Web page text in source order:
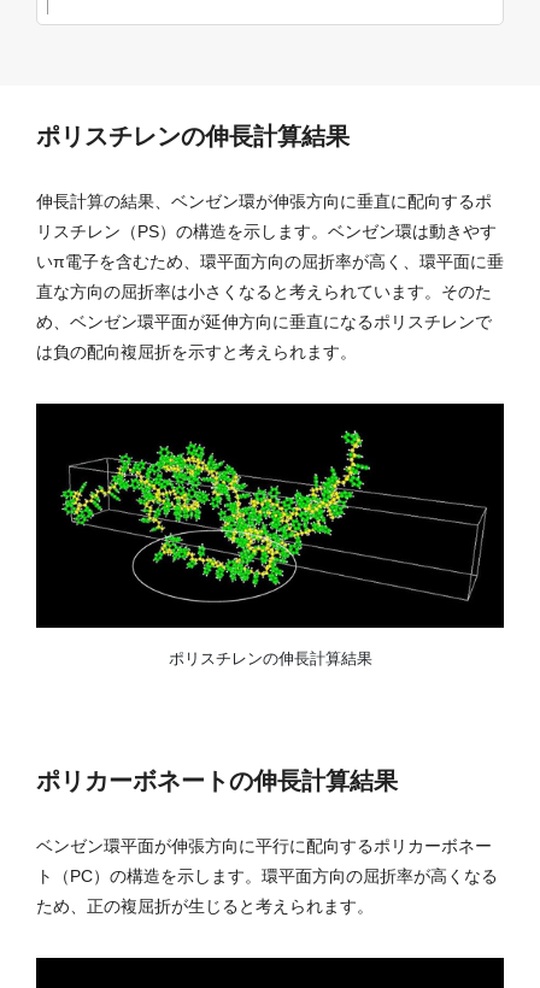
ポリスチレンの伸長計算結果
伸長計算の結果、ベンゼン環が伸張方向に垂直に配向するポ
リスチレン（PS）の構造を示します。ベンゼン環は動きやす
いπ電子を含むため、環平面方向の屈折率が高く、環平面に垂
直な方向の屈折率は小さくなると考えられています。そのた
め、ベンゼン環平面が延伸方向に垂直になるポリスチレンで
は負の配向複屈折を示すと考えられます。
ポリスチレンの伸長計算結果
ポリカーボネートの伸長計算結果
ベンゼン環平面が伸張方向に平行に配向するポリカーボネー
ト（PC）の構造を示します。環平面方向の屈折率が高くなる
ため、正の複屈折が生じると考えられます。